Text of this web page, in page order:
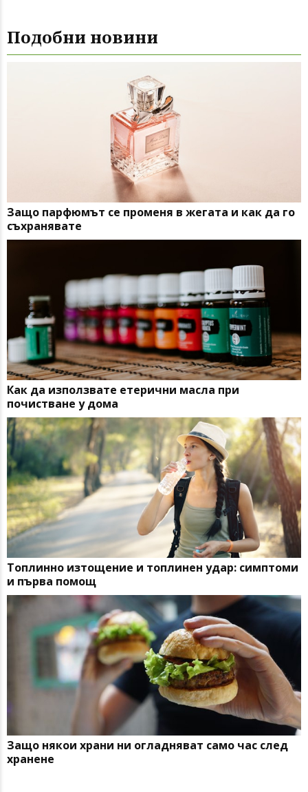
Подобни новини
Защо парфюмът се променя в жегата и как да го
съхранявате
Как да използвате етерични масла при
почистване у дома
Топлинно изтощение и топлинен удар: симптоми
и първа помощ
Защо някои храни ни огладняват само час след
хранене